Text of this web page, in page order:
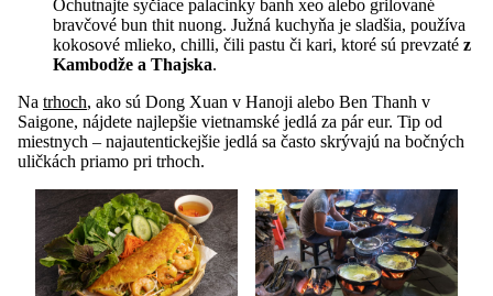
Ochutnajte syčiace palacinky banh xeo alebo grilované
bravčové bun thit nuong. Južná kuchyňa je sladšia, používa
kokosové mlieko, chilli, čili pastu či kari, ktoré sú prevzaté z
Kambodže a Thajska.
Na trhoch, ako sú Dong Xuan v Hanoji alebo Ben Thanh v
Saigone, nájdete najlepšie vietnamské jedlá za pár eur. Tip od
miestnych – najautentickejšie jedlá sa často skrývajú na bočných
uličkách priamo pri trhoch.